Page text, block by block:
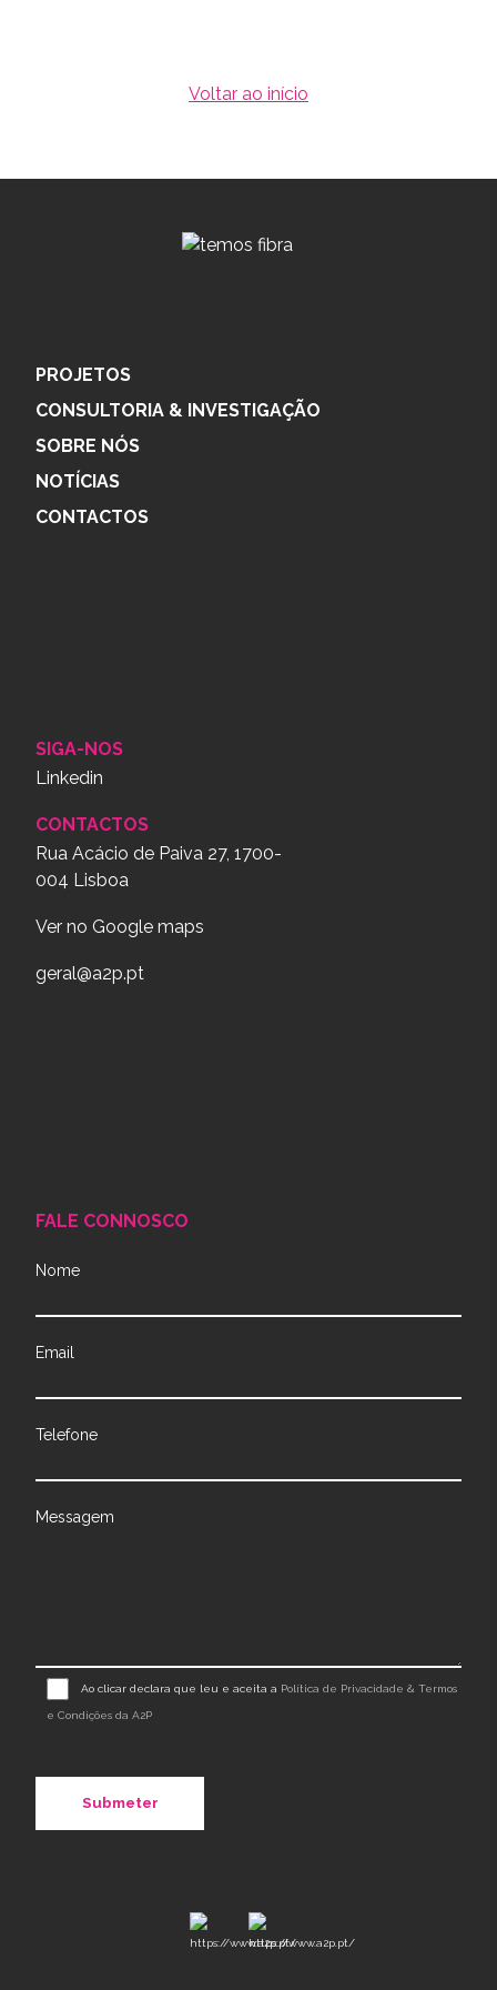
Voltar ao início
PROJETOS
CONSULTORIA & INVESTIGAÇÃO
SOBRE NÓS
NOTÍCIAS
CONTACTOS
SIGA-NOS
Linkedin
CONTACTOS
Rua Acácio de Paiva 27, 1700-
004 Lisboa
Ver no Google maps
geral@a2p.pt
FALE CONNOSCO
Nome
Email
Telefone
Messagem
Ao clicar declara que leu e aceita a Política de Privacidade & Termos
e Condições da A2P